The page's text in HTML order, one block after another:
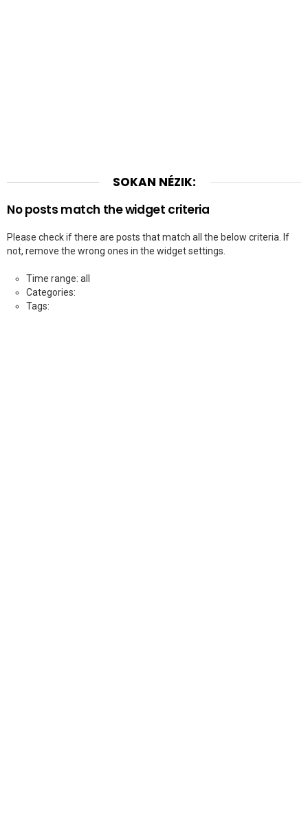
SOKAN NÉZIK:
No posts match the widget criteria
Please check if there are posts that match all the below criteria. If
not, remove the wrong ones in the widget settings.
Time range: all
Categories:
Tags: